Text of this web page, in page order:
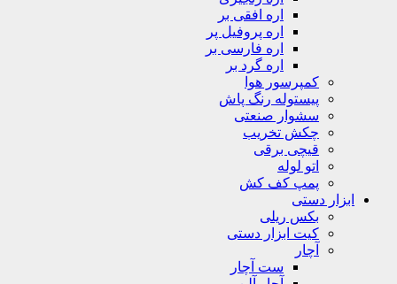
اره افقی بر
اره پروفیل پر
اره فارسی بر
اره گرد بر
کمپرسور هوا
پیستوله رنگ پاش
سشوار صنعتی
چکش تخریب
قیچی برقی
اتو لوله
پمپ کف کش
ابزار دستی
بکس ریلی
کیت ابزار دستی
آچار
ست آچار